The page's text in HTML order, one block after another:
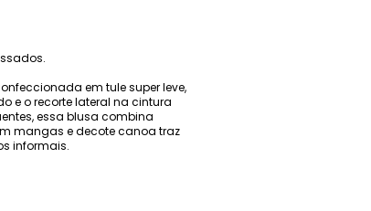
em tule super leve,
e o recorte lateral na cintura
essa blusa combina
mangas e decote canoa traz
informais.